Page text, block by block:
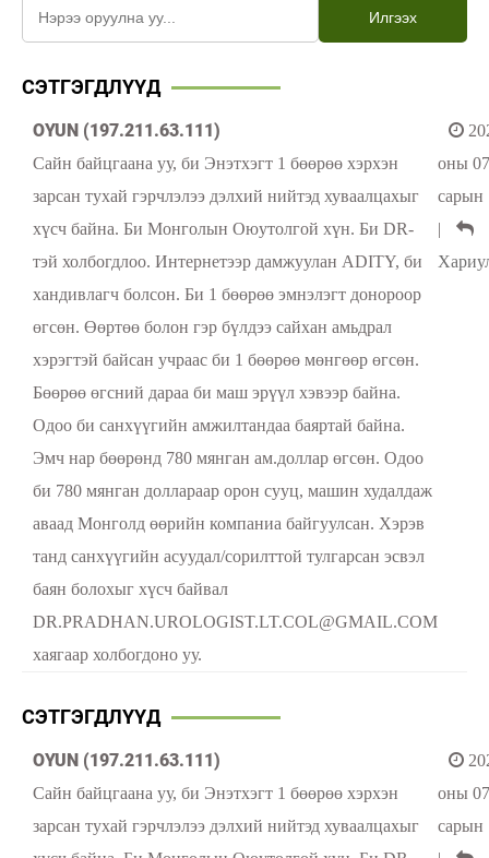
Илгээх
СЭТГЭГДЛҮҮД
OYUN (197.211.63.111)
Сайн байцгаана уу, би Энэтхэгт 1 бөөрөө хэрхэн
зарсан тухай гэрчлэлээ дэлхий нийтэд хуваалцахыг
хүсч байна. Би Монголын Оюутолгой хүн. Би DR-
тэй холбогдлоо. Интернетээр дамжуулан ADITY, би
хандивлагч болсон. Би 1 бөөрөө эмнэлэгт донороор
өгсөн. Өөртөө болон гэр бүлдээ сайхан амьдрал
хэрэгтэй байсан учраас би 1 бөөрөө мөнгөөр өгсөн.
Бөөрөө өгсний дараа би маш эрүүл хэвээр байна.
Одоо би санхүүгийн амжилтандаа баяртай байна.
Эмч нар бөөрөнд 780 мянган ам.доллар өгсөн. Одоо
би 780 мянган доллараар орон сууц, машин худалдаж
аваад Монголд өөрийн компаниа байгуулсан. Хэрэв
танд санхүүгийн асуудал/сорилттой тулгарсан эсвэл
баян болохыг хүсч байвал
DR.PRADHAN.UROLOGIST.LT.COL@GMAIL.COM
хаягаар холбогдоно уу.
оны 07
сарын
|
СЭТГЭГДЛҮҮД
OYUN (197.211.63.111)
Сайн байцгаана уу, би Энэтхэгт 1 бөөрөө хэрхэн
зарсан тухай гэрчлэлээ дэлхий нийтэд хуваалцахыг
оны 07
сарын